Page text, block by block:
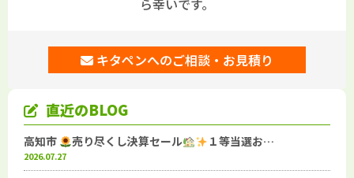
ら幸いです。
キタペンへのご相談・お見積り
直近のBLOG
高知市 売り尽くし決算セール １等当選お…
2026.07.27